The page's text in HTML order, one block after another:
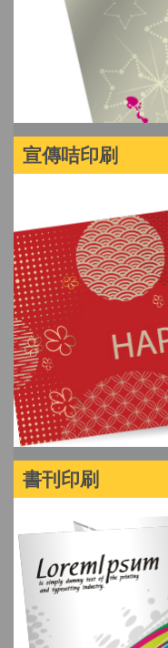
宣傳咭印刷
書刊印刷